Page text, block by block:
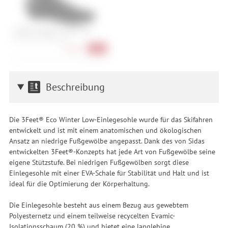
Beschreibung
Die 3Feet® Eco Winter Low-Einlegesohle wurde für das Skifahren
entwickelt und ist mit einem anatomischen und ökologischen
Ansatz an niedrige Fußgewölbe angepasst. Dank des von Sidas
entwickelten 3Feet®-Konzepts hat jede Art von Fußgewölbe seine
eigene Stützstufe. Bei niedrigen Fußgewölben sorgt diese
Einlegesohle mit einer EVA-Schale für Stabilität und Halt und ist
ideal für die Optimierung der Körperhaltung.
Die Einlegesohle besteht aus einem Bezug aus gewebtem
Polyesternetz und einem teilweise recycelten Evamic-